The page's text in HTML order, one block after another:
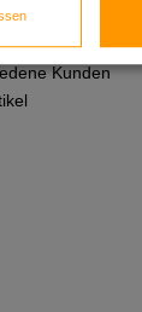
Kunden